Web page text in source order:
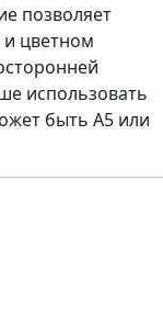
позволяет
и цветном
использовать
быть А5 или